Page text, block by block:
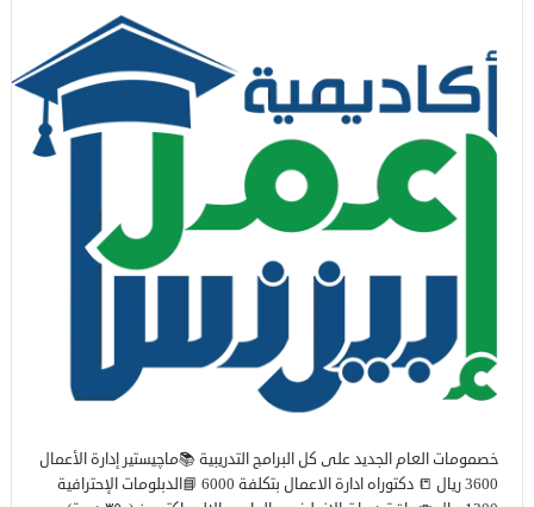
خصمومات العام الجديد على كل البرامج التدريبية 📚ماچيستير إدارة الأعمال
3600 ريال 📒 دكتوراه ادارة الاعمال بتكلفة 6000 📘الدبلومات الإحترافية